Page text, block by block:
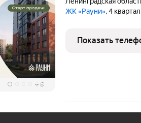
+ 6
ЖК «Рауни», 4
Показать